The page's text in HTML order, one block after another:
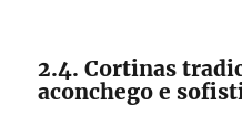
2.4. Cortinas
aconchego e